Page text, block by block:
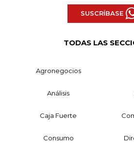
SUSCRÍBASE
TODAS LAS
Agronegocios
Análisis
Caja Fuerte
Consumo